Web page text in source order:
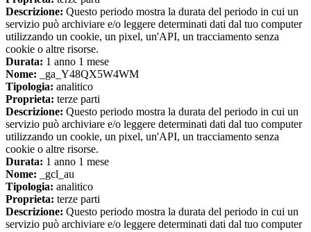
Descrizione: Questo periodo mostra la durata del periodo in cui un
servizio può archiviare e/o leggere determinati dati dal tuo computer
utilizzando un cookie, un pixel, un'API, un tracciamento senza
cookie o altre risorse.
Durata: 1 anno 1 mese
Nome: _ga_Y48QX5W4WM
Tipologia: analitico
Proprieta: terze parti
Descrizione: Questo periodo mostra la durata del periodo in cui un
servizio può archiviare e/o leggere determinati dati dal tuo computer
utilizzando un cookie, un pixel, un'API, un tracciamento senza
cookie o altre risorse.
Durata: 1 anno 1 mese
Nome: _gcl_au
Tipologia: analitico
Proprieta: terze parti
Descrizione: Questo periodo mostra la durata del periodo in cui un
servizio può archiviare e/o leggere determinati dati dal tuo computer